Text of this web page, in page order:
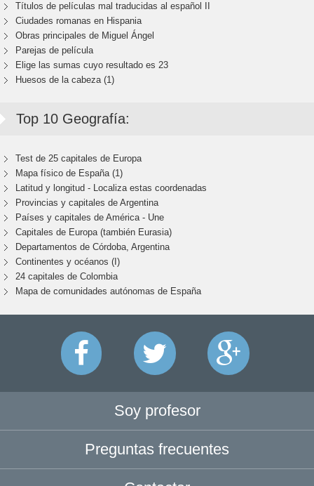
Títulos de películas mal traducidas al español II
Ciudades romanas en Hispania
Obras principales de Miguel Ángel
Parejas de película
Elige las sumas cuyo resultado es 23
Huesos de la cabeza (1)
Top 10 Geografía:
Test de 25 capitales de Europa
Mapa físico de España (1)
Latitud y longitud - Localiza estas coordenadas
Provincias y capitales de Argentina
Países y capitales de América - Une
Capitales de Europa (también Eurasia)
Departamentos de Córdoba, Argentina
Continentes y océanos (I)
24 capitales de Colombia
Mapa de comunidades autónomas de España
Soy profesor
Preguntas frecuentes